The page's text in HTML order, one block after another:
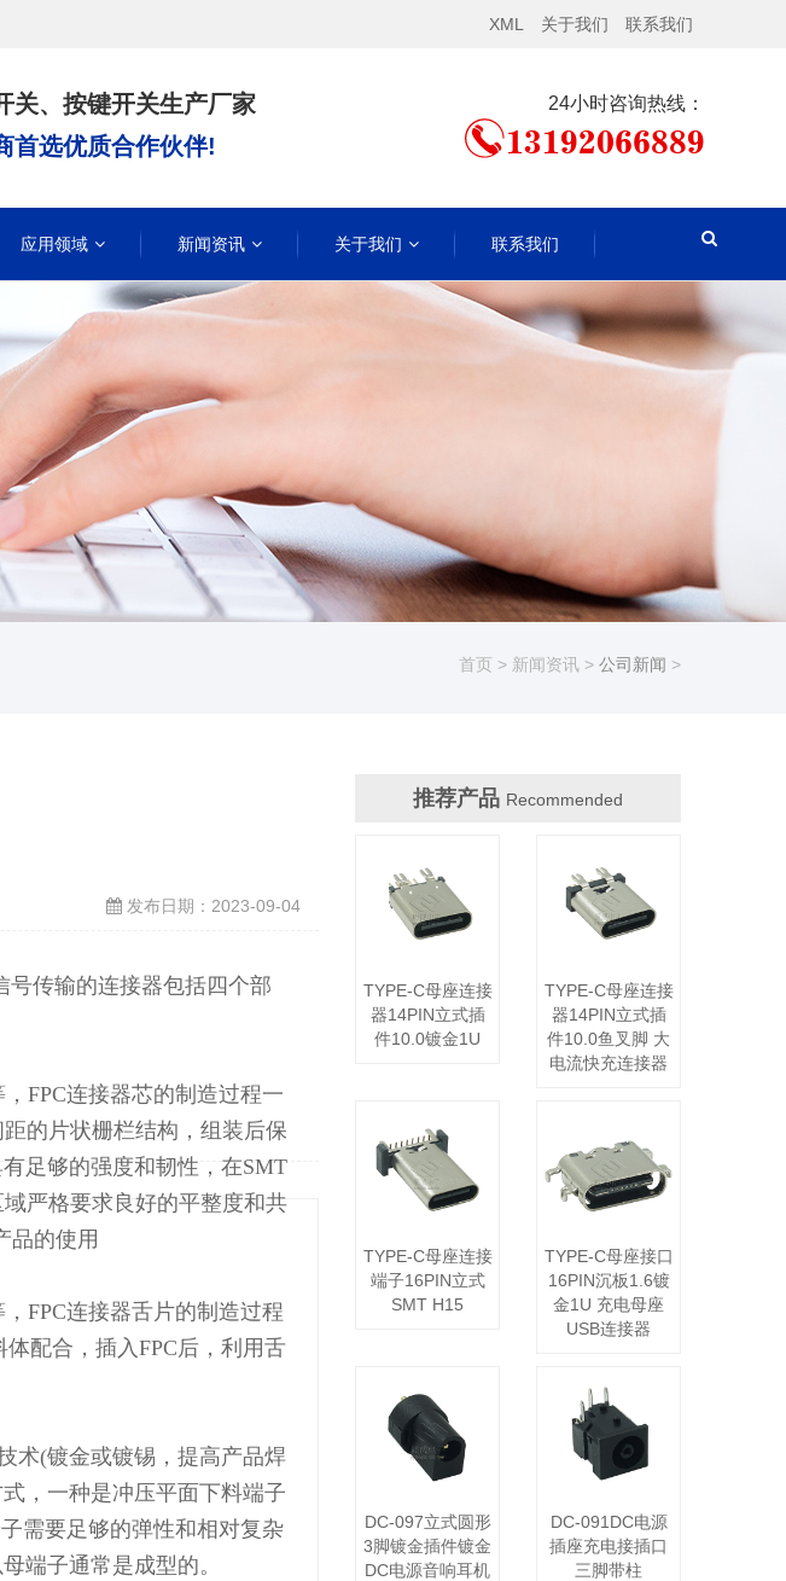
XML 关于我们 联系我们
关、按键开关生产厂家
首选优质合作伙伴!
24小时咨询热线：
13192066889
应用领域 新闻资讯 关于我们 联系我们
首页 > 新闻资讯 > 公司新闻 >
发布日期：2023-09-04
号传输的连接器包括四个部
FPC连接器芯的制造过程一
的片状栅栏结构，组装后保
足够的强度和韧性，在SMT
严格要求良好的平整度和共
品的使用
FPC连接器舌片的制造过程
配合，插入FPC后，利用舌
术(镀金或镀锡，提高产品焊
，一种是冲压平面下料端子
需要足够的弹性和相对复杂
端子通常是成型的。
推荐产品 Recommended
TYPE-C母座连接
器14PIN立式插
件10.0镀金1U
TYPE-C母座连接
器14PIN立式插
件10.0鱼叉脚 大
电流快充连接器
TYPE-C母座连接
端子16PIN立式
SMT H15
TYPE-C母座接口
16PIN沉板1.6镀
金1U 充电母座
USB连接器
DC-097立式圆形
3脚镀金插件镀金
DC电源音响耳机
DC-091DC电源
插座充电接插口
三脚带柱